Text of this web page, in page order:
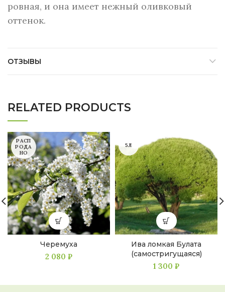
ровная, и она имеет нежный оливковый
оттенок.
ОТЗЫВЫ
RELATED PRODUCTS
РАСП
РОДА
НО
Черемуха
2 080 ₽
5Л
Ива ломкая Булата
(самостригущаяся)
1 300 ₽